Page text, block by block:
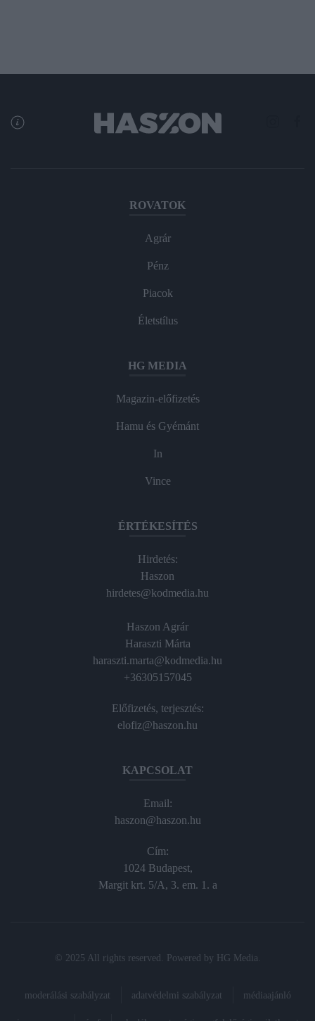
ROVATOK
Agrár
Pénz
Piacok
Életstílus
HG MEDIA
Magazin-előfizetés
Hamu és Gyémánt
In
Vince
ÉRTÉKESÍTÉS
Hirdetés:
Haszon
hirdetes@kodmedia.hu
Haszon Agrár
Haraszti Márta
haraszti.marta@kodmedia.hu
+36305157045
Előfizetés, terjesztés:
elofiz@haszon.hu
KAPCSOLAT
Email:
haszon@haszon.hu
Cím:
1024 Budapest,
Margit krt. 5/A, 3. em. 1. a
© 2025 All rights reserved. Powered by HG Media
moderálási szabályzat adatvédelmi szabályzat médiaajánló